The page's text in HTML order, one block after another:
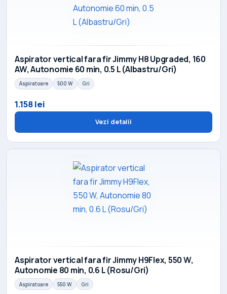
Aspirator vertical fara fir Jimmy H8 Upgraded, 160
AW, Autonomie 60 min, 0.5 L (Albastru/Gri)
Aspiratoare 500 W Gri
1.158 lei
Vezi detalii
Aspirator vertical fara fir Jimmy H9Flex, 550 W,
Autonomie 80 min, 0.6 L (Rosu/Gri)
Aspiratoare 550 W Gri